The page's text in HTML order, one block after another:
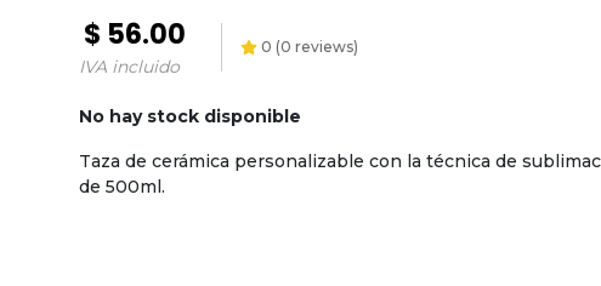
$ 56.00
IVA incluido
0 (0 reviews)
No hay stock disponible
Taza de cerámica personalizable con la técnica de
de 500ml.